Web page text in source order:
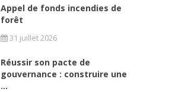
Appel de fonds incendies de
forêt
31 juillet 2026
Réussir son pacte de
gouvernance : construire une
...